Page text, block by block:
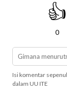
👍
0
Isi komentar
dalam UU ITE